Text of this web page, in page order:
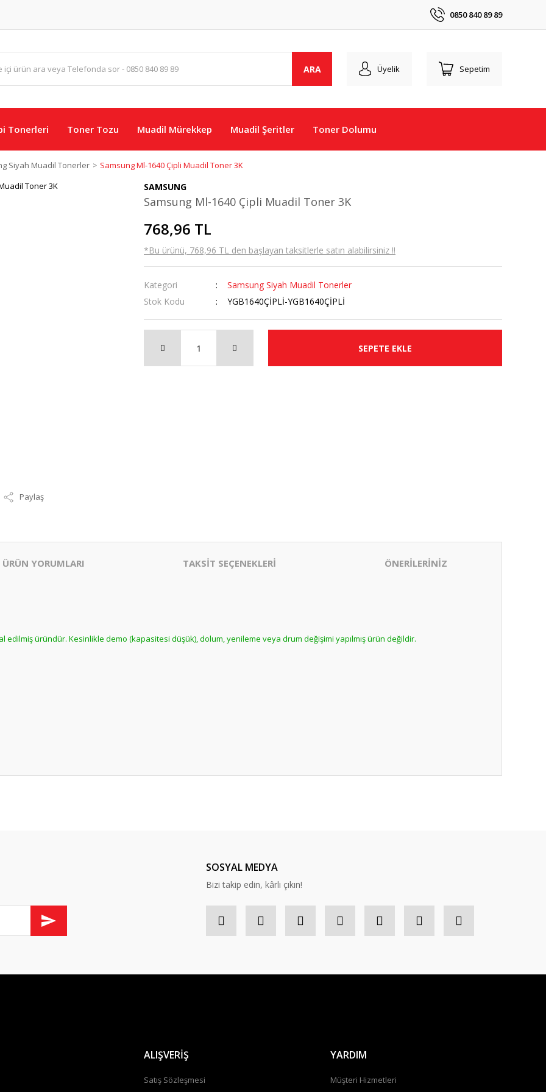
0850 840 89 89
ARA Üyelik Sepetim
Tonerleri Toner Tozu Muadil Mürekkep Muadil Şeritler Toner Dolumu
Siyah Muadil Tonerler Samsung Ml-1640 Çipli Muadil Toner 3K
Paylaş
SAMSUNG
Samsung Ml-1640 Çipli Muadil Toner 3K
768,96 TL
*Bu ürünü, 768,96 TL den başlayan taksitlerle satın alabilirsiniz !!
Kategori
Samsung Siyah Muadil Tonerler
Stok Kodu
YGB1640ÇİPLİ-YGB1640ÇİPLİ
SEPETE EKLE
ÜRÜN YORUMLARI TAKSİT SEÇENEKLERİ ÖNERİLERİNİZ
edilmiş üründür. Kesinlikle demo (kapasitesi düşük), dolum, yenileme veya drum değişimi yapılmış ürün değildir.
SOSYAL MEDYA
Bizi takip edin, kârlı çıkın!
ALIŞVERİŞ
Satış Sözleşmesi
YARDIM
Müşteri Hizmetleri